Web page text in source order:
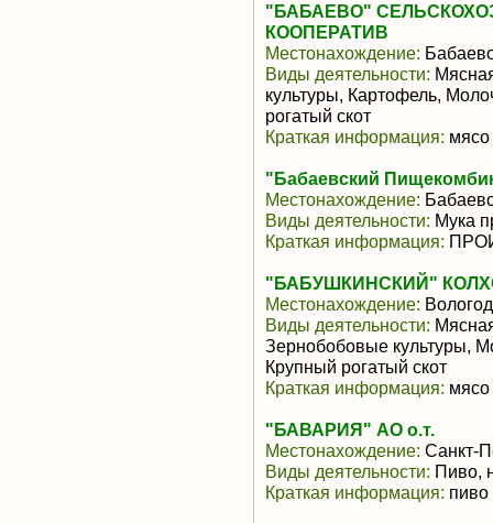
"БАБАЕВО"
КООПЕРАТИВ
Местонахождение:
Виды деятельности:
культуры, Картофель,
рогатый скот
Краткая информация: мясо
"Бабаевский
Местонахождение:
Виды деятельности: Мука
Краткая информация:
"БАБУШКИНСКИЙ"
Местонахождение:
Виды деятельности:
Зернобобовые культуры,
Крупный рогатый скот
Краткая информация: мясо
"БАВАРИЯ" АО о.т.
Местонахождение: Санкт-
Виды деятельности: Пиво,
Краткая информация: пиво